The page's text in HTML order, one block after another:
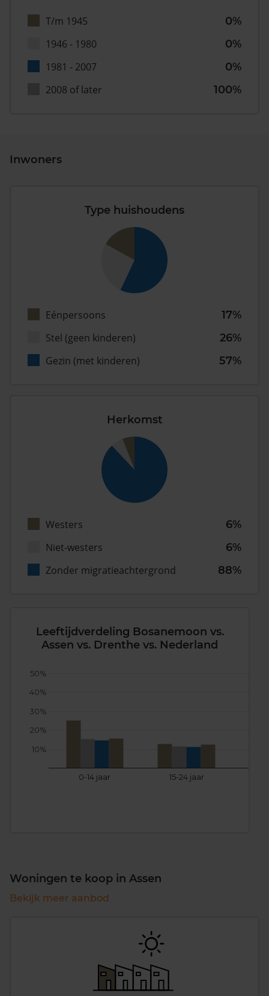
T/m 1945
0%
1946 - 1980
0%
1981 - 2007
0%
2008 of later
100%
Inwoners
Type huishoudens
Eénpersoons
17%
Stel (geen kinderen)
26%
Gezin (met kinderen)
57%
Herkomst
Westers
6%
Niet-westers
6%
Zonder migratieachtergrond
88%
Leeftijdverdeling Bosanemoon vs.
Assen vs. Drenthe vs. Nederland
0-14 jaar 15-24 jaar
10%
20%
30%
40%
50%
Woningen te koop in Assen
Bekijk meer aanbod